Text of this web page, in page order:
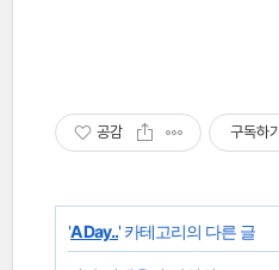
공감 구독하기
'A Day..' 카테고리의 다른 글